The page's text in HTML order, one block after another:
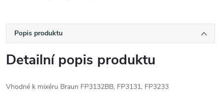
Popis produktu
Detailní popis produktu
Vhodné k mixéru Braun FP3132BB, FP3131, FP3233